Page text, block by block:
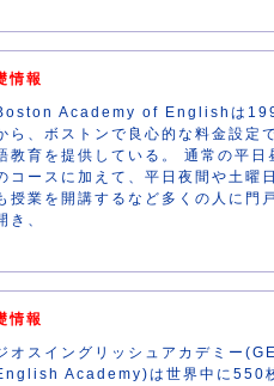
情報
Academy of Englishは
ら、ボストンで良心的な料金設定
教育を提供している。 通常の平日
コースに加えて、平日夜間や土曜
授業を開講するなど多くの人に門
き、
情報
オスイングリッシュアカデミー
Academy)は世界中に550